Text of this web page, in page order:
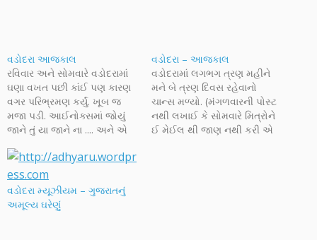
વડોદરા આજકાલ
રવિવાર અને સોમવારે વડોદરામાં
ઘણા વખત પછી કાંઈ પણ કારણ
વગર પરિભ્રમણ કર્યું. ખૂબ જ
મજા પડી. આઈનોક્સમાં જોયું
જાને તું યા જાને ના .... અને એ
કોલેજ માં એક ગ્રૃપ હતુ, ભલે
આવુ નહીં પણ તો ય, અને બીજી
વાત ગમી નવા નિશાળીયાઓની
એક્ટીંગની…
વડોદરા – આજકાલ
વડોદરામાં લગભગ ત્રણ મહીને
મને બે ત્રણ દિવસ રહેવાનો
ચાન્સ મળ્યો. (મંગળવારની પોસ્ટ
નથી લખાઈ કે સોમવારે મિત્રોને
ઈ મેઈલ થી જાણ નથી કરી એ
વડોદરા મ્યૂઝીયમ – ગુજરાતનું
અમૂલ્ય ઘરેણું